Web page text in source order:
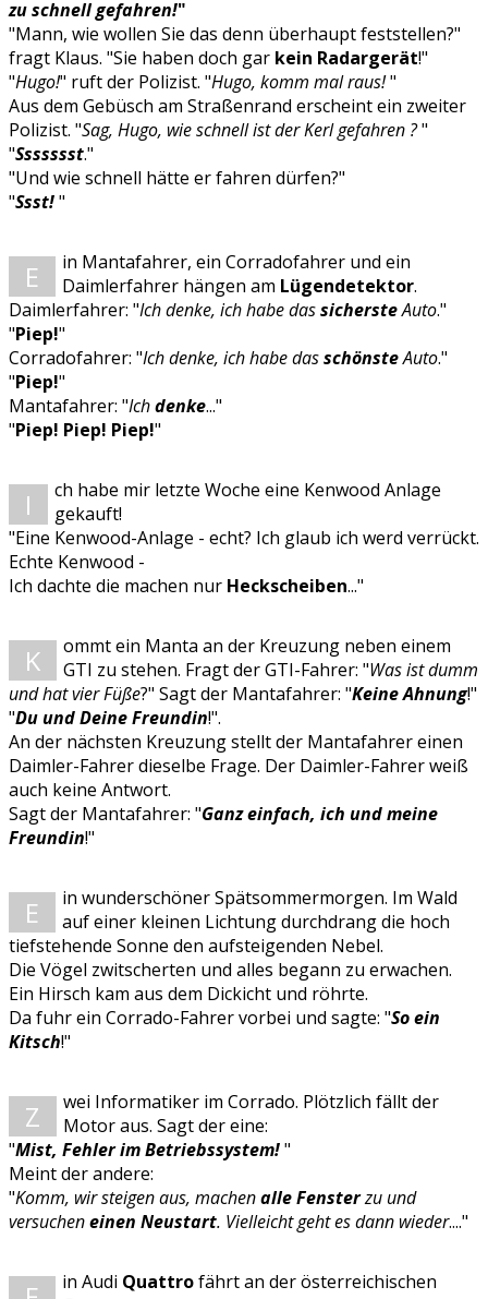
zu schnell gefahren!"
"Mann, wie wollen Sie das denn überhaupt feststellen?"
fragt Klaus. "Sie haben doch gar kein Radargerät!"
"Hugo!" ruft der Polizist. "Hugo, komm mal raus!"
Aus dem Gebüsch am Straßenrand erscheint ein zweiter
Polizist. "Sag, Hugo, wie schnell ist der Kerl gefahren ?"
"Ssssssst."
"Und wie schnell hätte er fahren dürfen?"
"Ssst!"
E
in Mantafahrer, ein Corradofahrer und ein
Daimlerfahrer hängen am Lügendetektor.
Daimlerfahrer: "Ich denke, ich habe dassichersteAuto."
"Piep!"
Corradofahrer: "Ich denke, ich habe dasschönsteAuto."
"Piep!"
Mantafahrer: "Ichdenke..."
"Piep! Piep! Piep!"
I
ch habe mir letzte Woche eine Kenwood Anlage
gekauft!
"Eine Kenwood-Anlage - echt? Ich glaub ich werd verrückt.
Echte Kenwood -
Ich dachte die machen nur Heckscheiben..."
K
ommt ein Manta an der Kreuzung neben einem
GTI zu stehen. Fragt der GTI-Fahrer: "Was ist dumm
und hat vier Füße?" Sagt der Mantafahrer: "Keine Ahnung!"
"Du und Deine Freundin!".
An der nächsten Kreuzung stellt der Mantafahrer einen
Daimler-Fahrer dieselbe Frage. Der Daimler-Fahrer weiß
auch keine Antwort.
Sagt der Mantafahrer: "Ganz einfach, ich und meine
Freundin!"
E
in wunderschöner Spätsommermorgen. Im Wald
auf einer kleinen Lichtung durchdrang die hoch
tiefstehende Sonne den aufsteigenden Nebel.
Die Vögel zwitscherten und alles begann zu erwachen.
Ein Hirsch kam aus dem Dickicht und röhrte.
Da fuhr ein Corrado-Fahrer vorbei und sagte: "So ein
Kitsch!"
Z
wei Informatiker im Corrado. Plötzlich fällt der
Motor aus. Sagt der eine:
"Mist, Fehler im Betriebssystem!"
Meint der andere:
"Komm, wir steigen aus, machenalle Fensterzu und
versucheneinen Neustart. Vielleicht geht es dann wieder...."
in Audi Quattrofährt an der österreichischen